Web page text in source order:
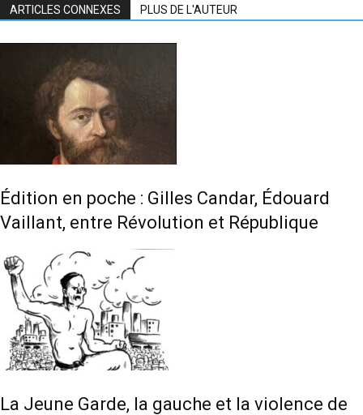
ARTICLES CONNEXES PLUS DE L'AUTEUR
Édition en poche : Gilles Candar, Édouard
Vaillant, entre Révolution et République
La Jeune Garde, la gauche et la violence de